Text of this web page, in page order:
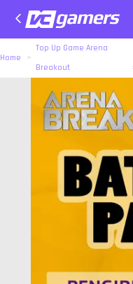
Home
Top Up Game Arena
Breakout